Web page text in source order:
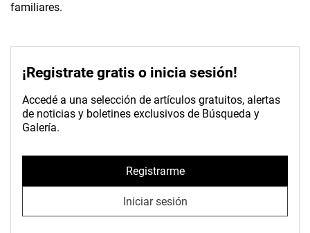
familiares.
¡Registrate gratis o inicia sesión!
Accedé a una selección de artículos gratuitos, alertas
de noticias y boletines exclusivos de Búsqueda y
Galería.
Registrarme
Iniciar sesión